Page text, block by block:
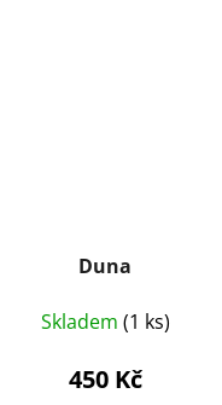
Duna
Skladem (1 ks)
450 Kč